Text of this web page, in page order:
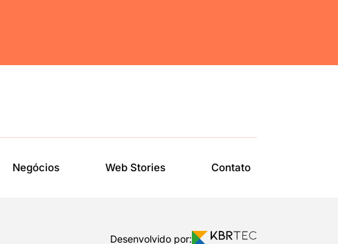
Negócios Web Stories Contato
Desenvolvido por: